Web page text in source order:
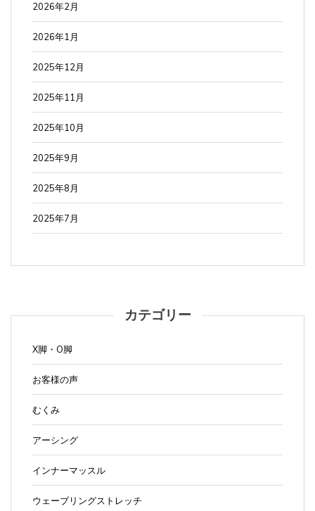
2026年2月
2026年1月
2025年12月
2025年11月
2025年10月
2025年9月
2025年8月
2025年7月
カテゴリー
X脚・O脚
お客様の声
むくみ
アーシング
インナーマッスル
ウェーブリングストレッチ